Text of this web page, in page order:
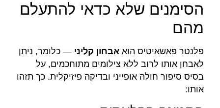
הסימנים שלא כדאי להתעלם
מהם
פלנטר פאשאיטיס הוא אבחון קליני — כלומר, ניתן
לאבחן אותו לרוב ללא צילומים מתוחכמים, על
בסיס סיפור חולה אופייני ובדיקה פיזיקלית. כך תזהו
אותו: